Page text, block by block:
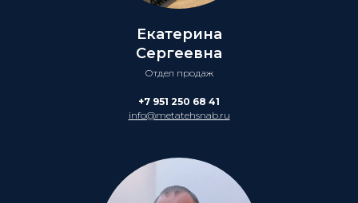
Екатерина
Сергеевна
Отдел продаж
+7 951 250 68 41
info@metatehsnab.ru